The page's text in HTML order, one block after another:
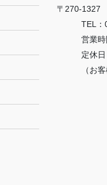
〒270-1327
TEL：
営業時間
定休日：
（お客様